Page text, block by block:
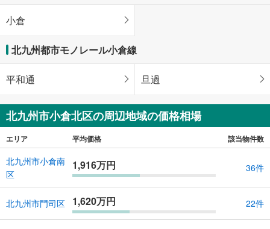
小倉
北九州都市モノレール小倉線
平和通 旦過
北九州市小倉北区の周辺地域の価格相場
エリア 平均価格 該当物件数
北九州市小倉南
区
1,916万円 36件
北九州市門司区 1,620万円 22件